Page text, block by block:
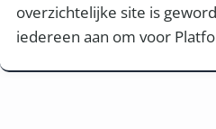
overzichtelijke site is
iedereen aan om voor